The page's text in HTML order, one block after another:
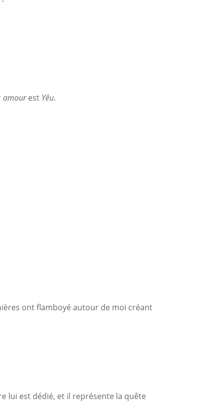
amourest Yêu.
ont flamboyé autour de moi créant
lui est dédié, et il représente la quête